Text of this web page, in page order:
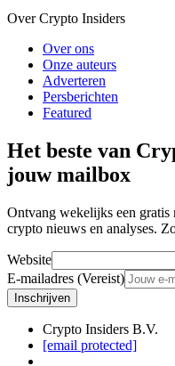
Over Crypto Insiders
Over ons
Onze auteurs
Adverteren
Persberichten
Featured
Het beste van
jouw mailbox
Ontvang wekelijks een
crypto nieuws en analyses.
Website
E-mailadres (Vereist)
Inschrijven
Crypto Insiders B.V.
[email protected]